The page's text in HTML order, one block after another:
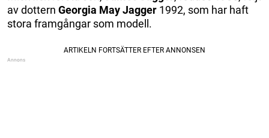
av dottern Georgia May Jagger 1992, som har haft
stora framgångar som modell.